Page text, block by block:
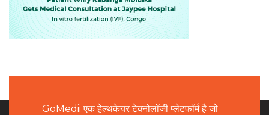
GoMedii एक हेल्थकेयर टेक्नोलॉजी प्लेटफॉर्म है जो